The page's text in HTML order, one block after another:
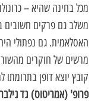
מכל בחינה שהיא –
משלב גם פרקים חשובים
האסלאמית. גם נפתולי
מרשים של חוקרים
קובץ יוצא דופן בתרומתו
פרופ' (אמריטוס) גד